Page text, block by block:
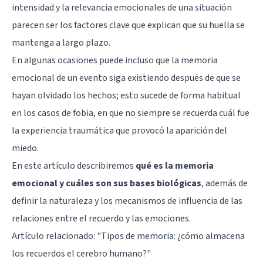
intensidad y la relevancia emocionales de una situación
parecen ser los factores clave que explican que su huella se
mantenga a largo plazo.
En algunas ocasiones puede incluso que la memoria
emocional de un evento siga existiendo después de que se
hayan olvidado los hechos; esto sucede de forma habitual
en los casos de fobia, en que no siempre se recuerda cuál fue
la experiencia traumática que provocó la aparición del
miedo.
En este artículo describiremos qué es la memoria
emocional y cuáles son sus bases biológicas, además de
definir la naturaleza y los mecanismos de influencia de las
relaciones entre el recuerdo y las emociones.
Artículo relacionado: "Tipos de memoria: ¿cómo almacena
los recuerdos el cerebro humano?"